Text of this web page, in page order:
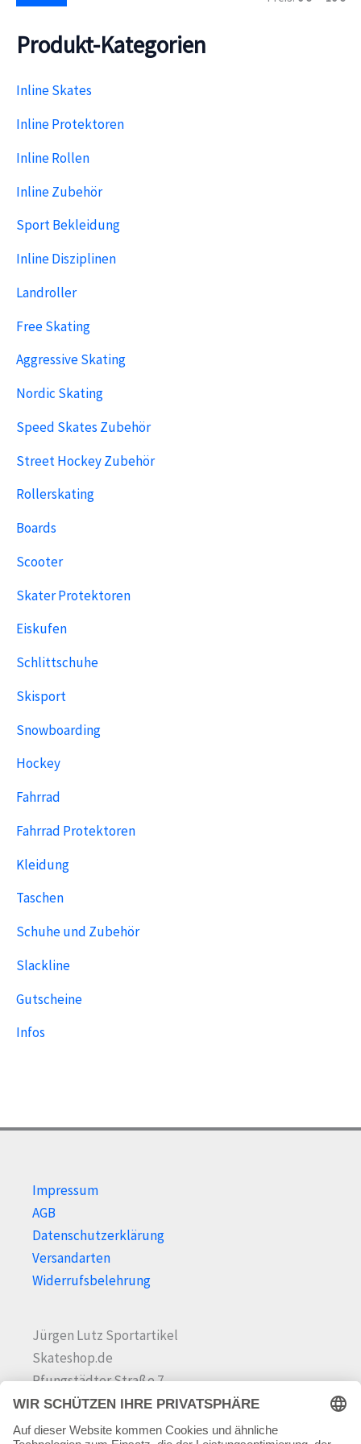
ia
Produkt-Kategorien
Inline Skates
Inline Protektoren
Inline Rollen
Inline Zubehör
Sport Bekleidung
Inline Disziplinen
Landroller
Free Skating
Aggressive Skating
Nordic Skating
Speed Skates Zubehör
Street Hockey Zubehör
Rollerskating
Boards
Scooter
Skater Protektoren
Eiskufen
Schlittschuhe
Skisport
Snowboarding
Hockey
Fahrrad
Fahrrad Protektoren
Kleidung
Taschen
Schuhe und Zubehör
Slackline
Gutscheine
Infos
Impressum
AGB
Datenschutzerklärung
Versandarten
Widerrufsbelehrung
Jürgen Lutz Sportartikel
Skateshop.de
Pfungstädter Straße 7
64342 Seeheim-Jugenheim
Tel.06257 868181